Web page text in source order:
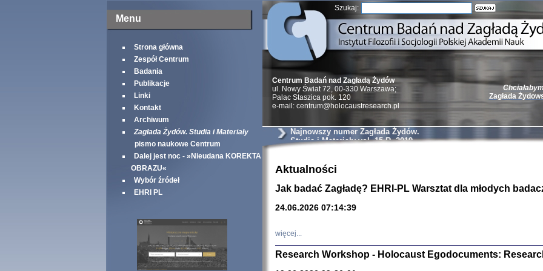
Menu
Strona główna
Zespół Centrum
Badania
Publikacje
Linki
Kontakt
Archiwum
Zagłada Żydów. Studia i Materiały
pismo naukowe Centrum
Dalej jest noc - »Nieudana KOREKTA
OBRAZU«
Wybór źródeł
EHRI PL
Szukaj:
Zagłada
Natalia Aleksiun,
Deborah Dash
Turski, Laurence
Centrum Badań nad Zagładą Żydów
ul. Nowy Świat 72, 00-330 Warszawa;
Palac Staszica pok. 120
e-mail: centrum@holocaustresearch.pl
Najnowszy numer Zagłada Żydów.
Studia i Materiały vol. 15 R. 2019
Aktualności
Jak badać Zagładę? EHRI-PL Warsztat dla młodych
24.06.2026 07:14:39
więcej...
Research Workshop - Holocaust Egodocuments: